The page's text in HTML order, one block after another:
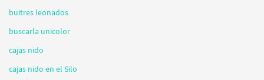
buitres leonados
buscarla unicolor
cajas nido
cajas nido en el Silo